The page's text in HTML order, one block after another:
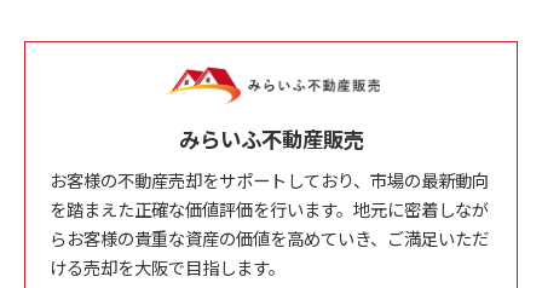
みらいふ不動産販売
お客様の不動産売却をサポートしており、市場の最新動向
を踏まえた正確な価値評価を行います。地元に密着しなが
らお客様の貴重な資産の価値を高めていき、ご満足いただ
ける売却を大阪で目指します。